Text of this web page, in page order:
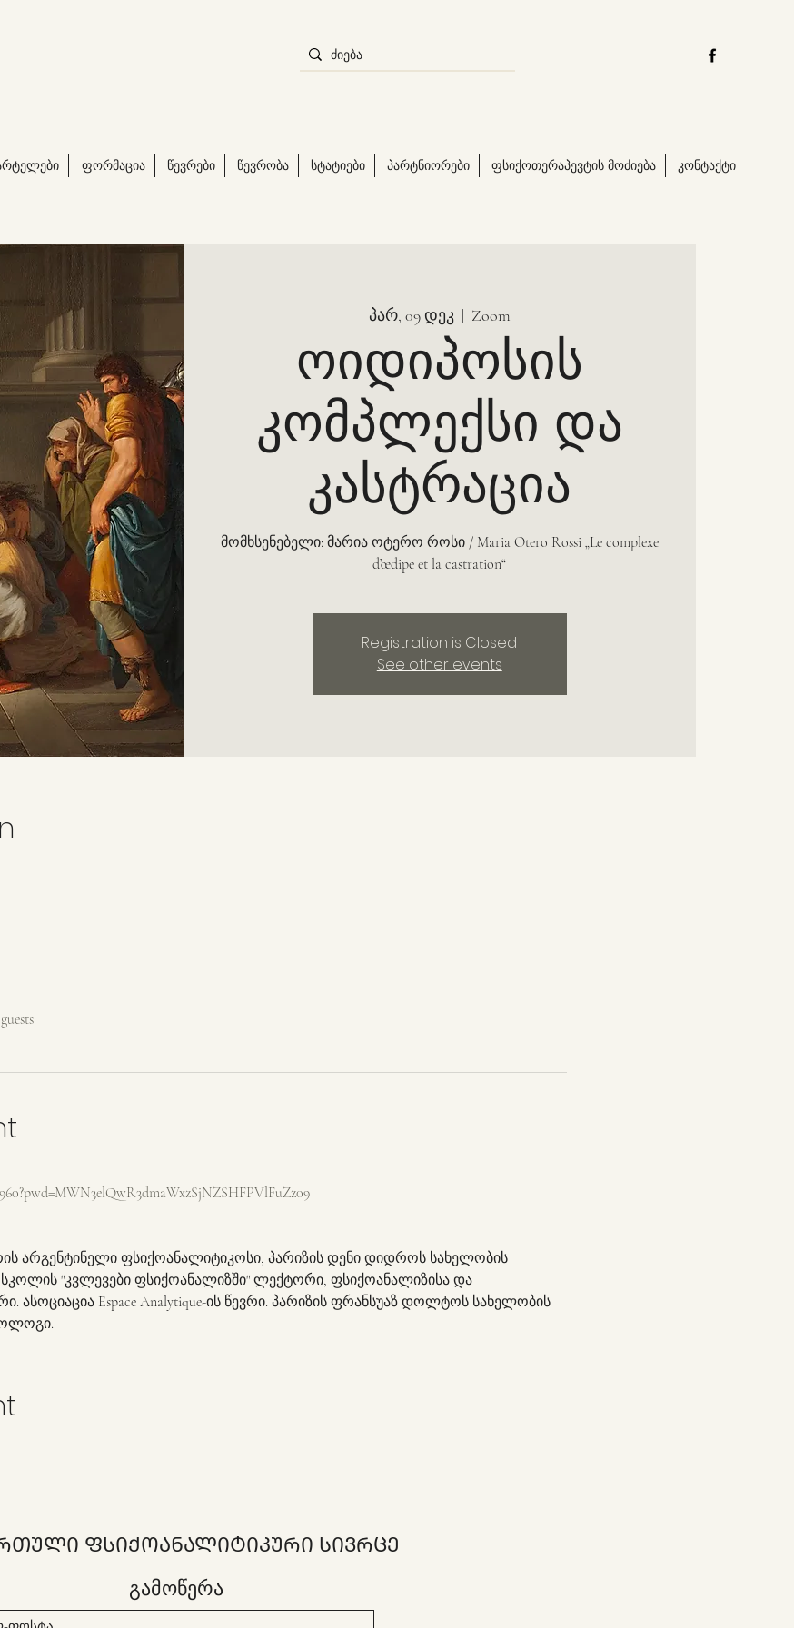
ფორმაცია წევრები წევრობა სტატიები პარტნიორები ფსიქოთერაპევტის მოძიება კონტაქტი
პარ, 09 დეკ
  |
Zoom
ოიდიპოსის
კომპლექსი და
კასტრაცია
მომხსენებელი: მარია ოტერო როსი / Maria Otero Rossi „Le complexe
d’œdipe et la castration“
Registration is Closed
See other events
არგენტინელი ფსიქოანალიტიკოსი, პარიზის დენი დიდროს სახელობის
"კვლევები ფსიქოანალიზში" ლექტორი, ფსიქოანალიზისა და
Espace Analytique-ის წევრი. პარიზის ფრანსუაზ დოლტოს სახელობის
ᲤᲡᲘᲥᲝᲐᲜᲐᲚᲘᲢᲘᲙᲣᲠᲘ ᲡᲘᲕᲠᲪᲔ
გამოწერა